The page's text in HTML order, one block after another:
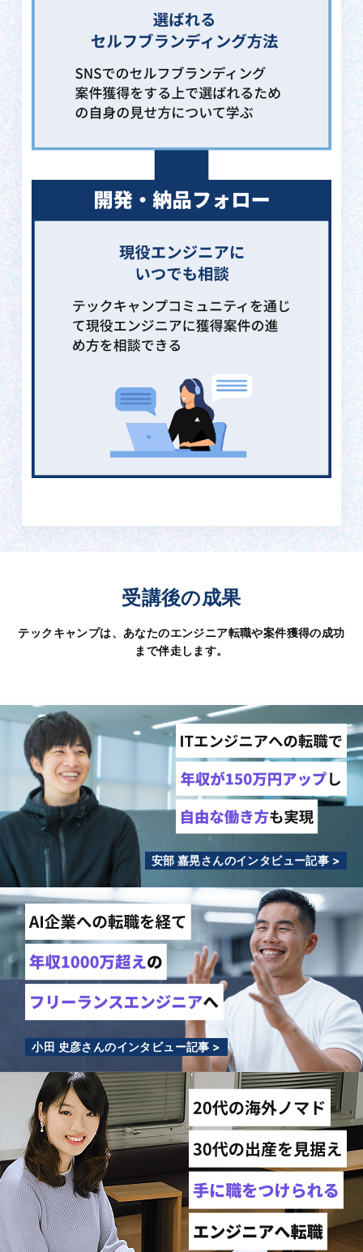
受講後の成果
テックキャンプは、あなたのエンジニア転職や案件獲得の成功
まで伴走します。
安部 嘉晃さんのインタビュー記事 >
小田 史彦さんのインタビュー記事 >